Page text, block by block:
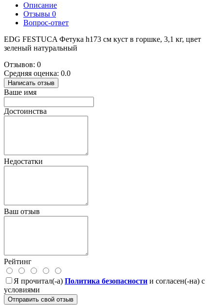
Описание
Отзывы 0
Вопрос-ответ
EDG FESTUCA Фетука h173 см куст в горшке, 3,1 кг, цвет
зеленый натуральный
Отзывов: 0
Средняя оценка: 0.0
Написать отзыв
Ваше имя
Достоинства
Недостатки
Ваш отзыв
Рейтинг
Я прочитал(-а) Политика безопасности и согласен(-на) с
условиями
Отправить свой отзыв